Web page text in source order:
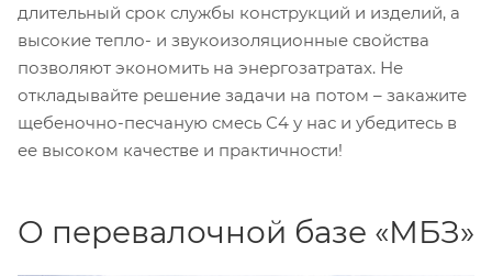
длительный срок службы конструкций и изделий, а
высокие тепло- и звукоизоляционные свойства
позволяют экономить на энергозатратах. Не
откладывайте решение задачи на потом – закажите
щебеночно-песчаную смесь С4 у нас и убедитесь в
ее высоком качестве и практичности!
О перевалочной базе «МБЗ»